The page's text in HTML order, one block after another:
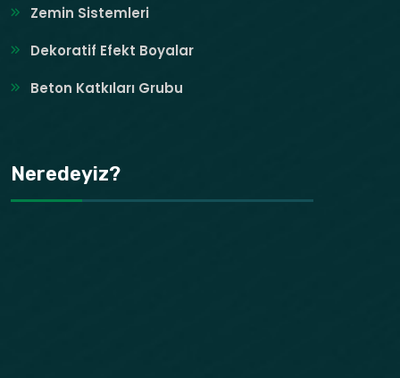
Zemin Sistemleri
Dekoratif Efekt Boyalar
Beton Katkıları Grubu
Neredeyiz?